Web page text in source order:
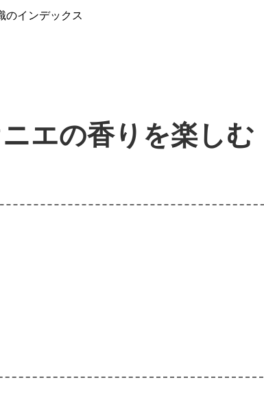
のインデックス
エの香りを楽しむ